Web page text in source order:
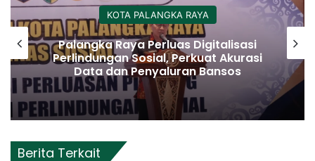
KOTA PALANGKA RAYA
Palangka Raya Perluas Digitalisasi
Perlindungan Sosial, Perkuat Akurasi
Data dan Penyaluran Bansos
Berita Terkait